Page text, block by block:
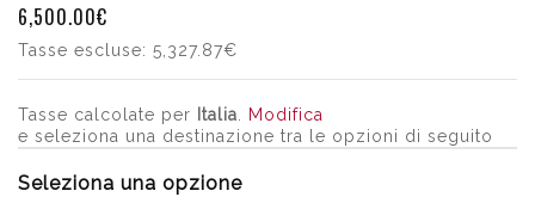
6,500.00€
Tasse escluse: 5,327.87€
Tasse calcolate per Italia
Modifica
e seleziona una destinazione tra le opzioni di seguito
Seleziona una opzione